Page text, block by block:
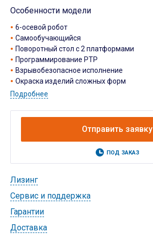
Особенности модели
6-осевой робот
Самообучающийся
Поворотный стол с 2 платформами
Программирование PTP
Взрывобезопасное исполнение
Окраска изделий сложных форм
Подробнее
Отправить заявку
ПОД ЗАКАЗ
Лизинг
Cервис и поддержка
Гарантии
Доставка